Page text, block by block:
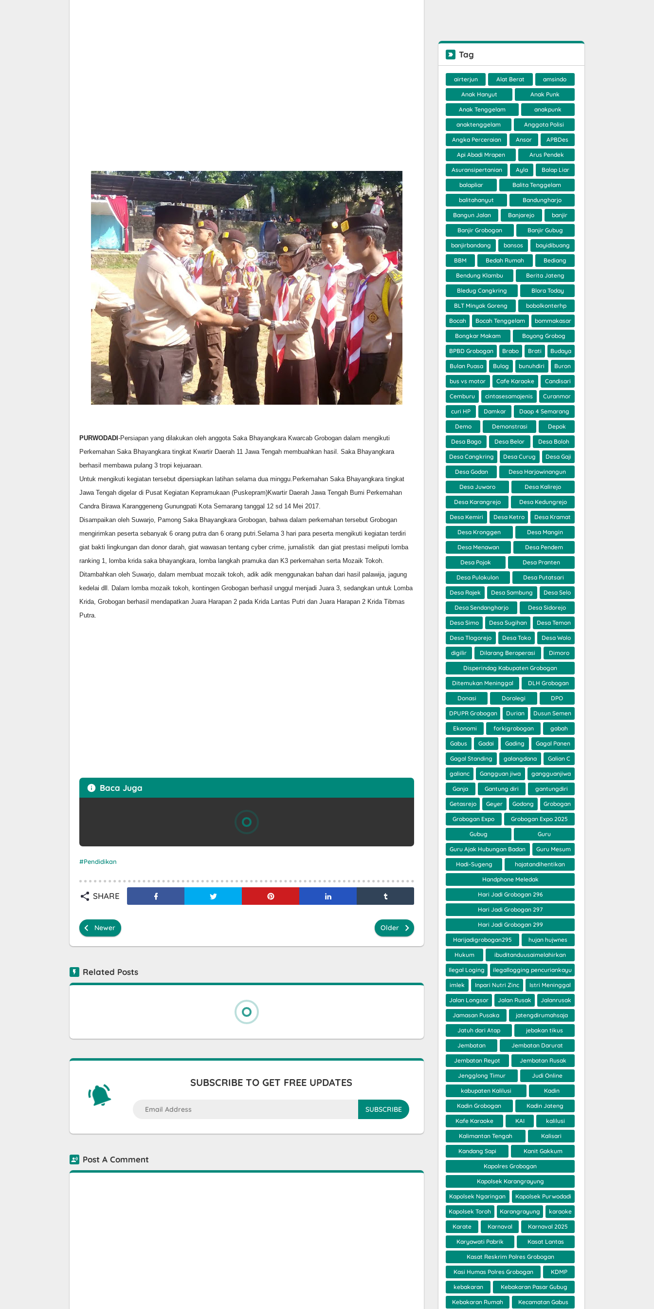
PURWODADI -Persiapan yang dilakukan oleh anggota Saka Bhayangkara Kwarcab Grobogan dalam mengikuti
Perkemahan Saka Bhayangkara tingkat Kwartir Daerah 11 Jawa Tengah membuahkan hasil. Saka Bhayangkara
berhasil membawa pulang 3 tropi kejuaraan.
Untuk mengikuti kegiatan tersebut dipersiapkan latihan selama dua minggu.Perkemahan Saka Bhayangkara tingkat
Jawa Tengah digelar di Pusat Kegiatan Kepramukaan (Puskepram)Kwartir Daerah Jawa Tengah Bumi Perkemahan
Candra Birawa Karanggeneng Gunungpati Kota Semarang tanggal 12 sd 14 Mei 2017.
Disampaikan oleh Suwarjo, Pamong Saka Bhayangkara Grobogan, bahwa dalam perkemahan tersebut Grobogan
mengirimkan peserta sebanyak 6 orang putra dan 6 orang putri.Selama 3 hari para peserta mengikuti kegiatan terdiri
giat bakti lingkungan dan donor darah, giat wawasan tentang cyber crime, jurnalistik dan giat prestasi meliputi lomba
ranking 1, lomba krida saka bhayangkara, lomba langkah pramuka dan K3 perkemahan serta Mozaik Tokoh.
Ditambahkan oleh Suwarjo, dalam membuat mozaik tokoh, adik adik menggunakan bahan dari hasil palawija, jagung
kedelai dll. Dalam lomba mozaik tokoh, kontingen Grobogan berhasil unggul menjadi Juara 3, sedangkan untuk Lomba
Krida, Grobogan berhasil mendapatkan Juara Harapan 2 pada Krida Lantas Putri dan Juara Harapan 2 Krida Tibmas
Putra.
Baca Juga
Pendidikan
SHARE
Newer Older
Related Posts
SUBSCRIBE TO GET FREE UPDATES
Post A Comment
Tag
airterjun Alat Berat amsindo
Anak Hanyut Anak Punk
Anak Tenggelam anakpunk
anaktenggelam Anggota Polisi
Angka Perceraian Ansor APBDes
Api Abadi Mrapen Arus Pendek
Asuransipertanian Ayla Balap Liar
balapliar Balita Tenggelam
balitahanyut Bandungharjo
Bangun Jalan Banjarejo banjir
Banjir Grobogan Banjir Gubug
banjirbandang bansos bayidibuang
BBM Bedah Rumah Bediang
Bendung Klambu Berita Jateng
Bledug Cangkring Blora Today
BLT Minyak Goreng bobolkonterhp
Bocah Bocah Tenggelam bommakasar
Bongkar Makam Boyong Grobog
BPBD Grobogan Brabo Brati Budaya
Bulan Puasa Bulog bunuhdiri Buron
bus vs motor Cafe Karaoke Candisari
Cemburu cintasesamajenis Curanmor
curi HP Damkar Daop 4 Semarang
Demo Demonstrasi Depok
Desa Bago Desa Belor Desa Boloh
Desa Cangkring Desa Curug Desa Gaji
Desa Godan Desa Harjowinangun
Desa Juworo Desa Kalirejo
Desa Karangrejo Desa Kedungrejo
Desa Kemiri Desa Ketro Desa Kramat
Desa Kronggen Desa Mangin
Desa Menawan Desa Pendem
Desa Pojok Desa Pranten
Desa Pulokulon Desa Putatsari
Desa Rajek Desa Sambung Desa Selo
Desa Sendangharjo Desa Sidorejo
Desa Simo Desa Sugihan Desa Temon
Desa Tlogorejo Desa Toko Desa Wolo
digilir Dilarang Beroperasi Dimoro
Disperindag Kabupaten Grobogan
Ditemukan Meninggal DLH Grobogan
Donasi Dorolegi DPO
DPUPR Grobogan Durian Dusun Semen
Ekonomi forkigrobogan gabah
Gabus Gadai Gading Gagal Panen
Gagal Standing galangdana Galian C
galianc Gangguan jiwa gangguanjiwa
Ganja Gantung diri gantungdiri
Getasrejo Geyer Godong Grobogan
Grobogan Expo Grobogan Expo 2025
Gubug Guru
Guru Ajak Hubungan Badan Guru Mesum
Hadi-Sugeng hajatandihentikan
Handphone Meledak
Hari Jadi Grobogan 296
Hari Jadi Grobogan 297
Hari Jadi Grobogan 299
Harijadigrobogan295 hujan hujwnes
Hukum ibuditanduusaimelahirkan
Ilegal Loging ilegallogging pencuriankayu
imlek Inpari Nutri Zinc Istri Meninggal
Jalan Longsor Jalan Rusak Jalanrusak
Jamasan Pusaka jatengdirumahsaja
Jatuh dari Atap jebakan tikus
Jembatan Jembatan Darurat
Jembatan Reyot Jembatan Rusak
Jengglong Timur Judi Online
kabupaten Kalilusi Kadin
Kadin Grobogan Kadin Jateng
Kafe Karaoke KAI kalilusi
Kalimantan Tengah Kalisari
Kandang Sapi Kanit Gakkum
Kapolres Grobogan
Kapolsek Karangrayung
Kapolsek Ngaringan Kapolsek Purwodadi
Kapolsek Toroh Karangrayung karaoke
Karate Karnaval Karnaval 2025
Karyawati Pabrik Kasat Lantas
Kasat Reskrim Polres Grobogan
Kasi Humas Polres Grobogan KDMP
kebakaran Kebakaran Pasar Gubug
Kebakaran Rumah Kecamatan Gabus